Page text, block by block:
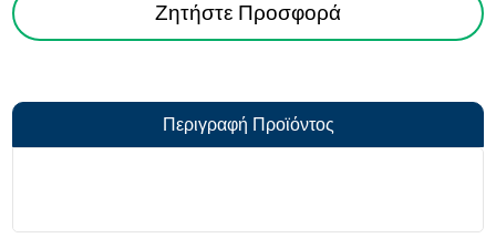
Ζητήστε Προσφορά
Περιγραφή Προϊόντος